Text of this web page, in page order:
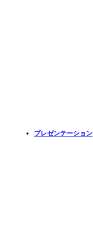
プレゼンテーション